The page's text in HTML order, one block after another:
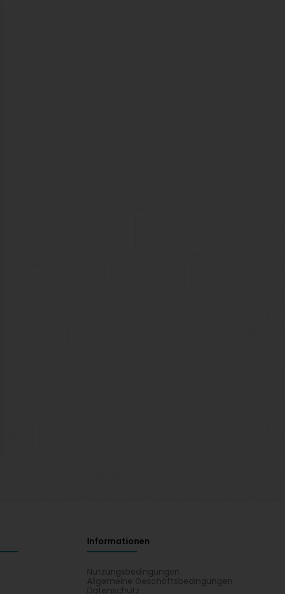
Informationen
Nutzungsbedingungen
Allgemeine Geschäftsbedingungen
Datenschutz